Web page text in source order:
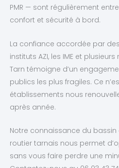
PMR — sont régulièrement
confort et sécurité à bord.
La confiance accordée par
instituts AZI, les IME et
Tarn témoigne d’un
publics les plus fragiles. Ce
établissements nous
après année.
Notre connaissance du
routier tarnais nous permet
sans vous faire perdre une